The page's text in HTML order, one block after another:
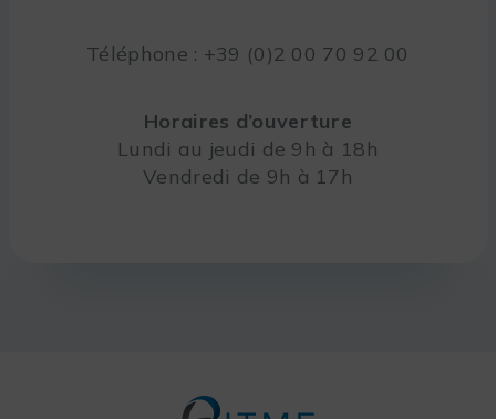
Téléphone : +39 (0)2 00 70 92 00
Horaires d’ouverture
Lundi au jeudi de 9h à 18h
Vendredi de 9h à 17h